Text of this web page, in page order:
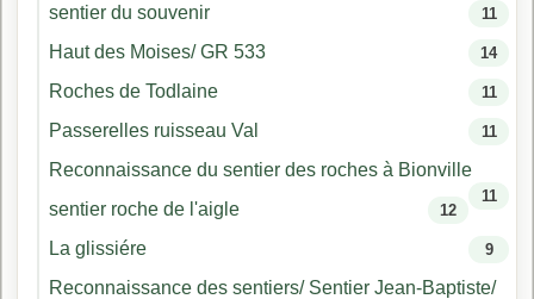
sentier du souvenir 11
Haut des Moises/ GR 533 14
Roches de Todlaine 11
Passerelles ruisseau Val 11
Reconnaissance du sentier des roches à Bionville
11
sentier roche de l'aigle 12
La glissiére 9
Reconnaissance des sentiers/ Sentier Jean-Baptiste/